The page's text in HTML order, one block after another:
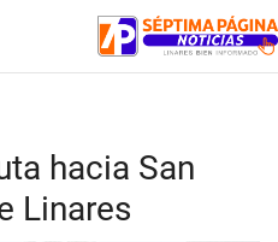
hacia San
Linares